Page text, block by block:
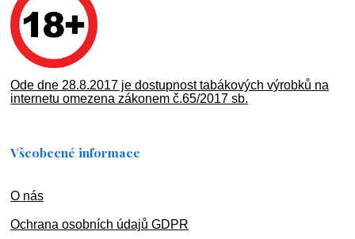
Ode dne 28.8.2017 je dostupnost tabákových výrobků na
internetu omezena zákonem č.65/2017 sb.
Všeobecné informace
O nás
Ochrana osobních údajů GDPR